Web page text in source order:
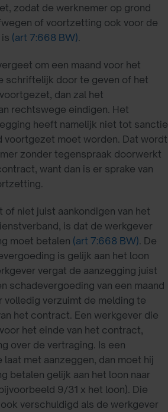
zodat de werknemer op grond
of voortzetting ook voor de
(art 7:668 BW).
om een maand voor het
schriftelijk door te geven of het
dan zal het
rechtswege eindigen. Het
heeft namelijk niet tot sanctie
voortgezet moet worden. Dat wordt
zonder tegenspraak doorwerkt
want dan is er sprake van
of niet juist aankondigen van het
is dat de werkgever
moet betalen (art 7:668 BW). De
is gelijk aan het loon
vergat de aanzegging juist
schadevergoeding van een maand
volledig verzuimt de melding te
het contract. Een werkgever die
het einde van het contract,
over de vertraging. Is een
met aanzeggen, dan moet hij
betalen gelijk aan het loon naar
9/31 x het loon). Die
verschuldigd als de werkgever